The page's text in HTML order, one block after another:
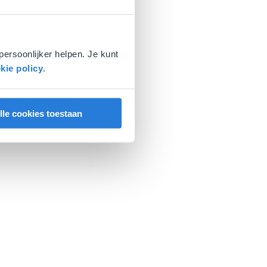
helpen. Je kunt
policy.
cookies toestaan